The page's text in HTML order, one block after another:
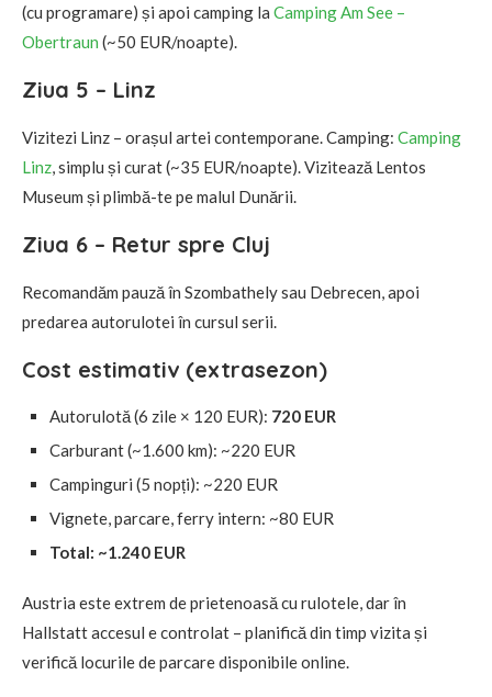
(cu programare) și apoi camping la Camping Am See –
Obertraun (~50 EUR/noapte).
Ziua 5 – Linz
Vizitezi Linz – orașul artei contemporane. Camping: Camping
Linz, simplu și curat (~35 EUR/noapte). Vizitează Lentos
Museum și plimbă-te pe malul Dunării.
Ziua 6 – Retur spre Cluj
Recomandăm pauză în Szombathely sau Debrecen, apoi
predarea autorulotei în cursul serii.
Cost estimativ (extrasezon)
Autorulotă (6 zile × 120 EUR): 720 EUR
Carburant (~1.600 km): ~220 EUR
Campinguri (5 nopți): ~220 EUR
Vignete, parcare, ferry intern: ~80 EUR
Total: ~1.240 EUR
Austria este extrem de prietenoasă cu rulotele, dar în
Hallstatt accesul e controlat – planifică din timp vizita și
verifică locurile de parcare disponibile online.